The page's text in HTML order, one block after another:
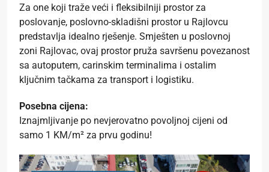
Za one koji traže veći i fleksibilniji prostor za
poslovanje, poslovno-skladišni prostor u Rajlovcu
predstavlja idealno rješenje. Smješten u poslovnoj
zoni Rajlovac, ovaj prostor pruža savršenu povezanost
sa autoputem, carinskim terminalima i ostalim
ključnim tačkama za transport i logistiku.
Posebna cijena:
Iznajmljivanje po nevjerovatno povoljnoj cijeni od
samo 1 KM/m² za prvu godinu!